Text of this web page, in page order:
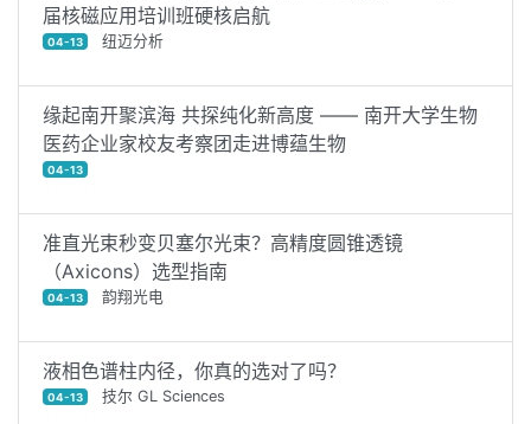
届核磁应用培训班硬核启航
04-13 纽迈分析
缘起南开聚滨海 共探纯化新高度 —— 南开大学生物
医药企业家校友考察团走进博蕴生物
04-13
准直光束秒变贝塞尔光束？高精度圆锥透镜
（Axicons）选型指南
04-13 韵翔光电
液相色谱柱内径，你真的选对了吗？
04-13 技尔 GL Sciences